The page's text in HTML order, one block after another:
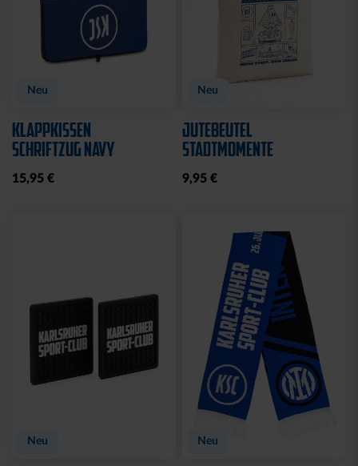
Neu
KLAPPKISSEN
SCHRIFTZUG NAVY
15,95 €
Neu
JUTEBEUTEL
STADTMOMENTE
9,95 €
Neu Neu